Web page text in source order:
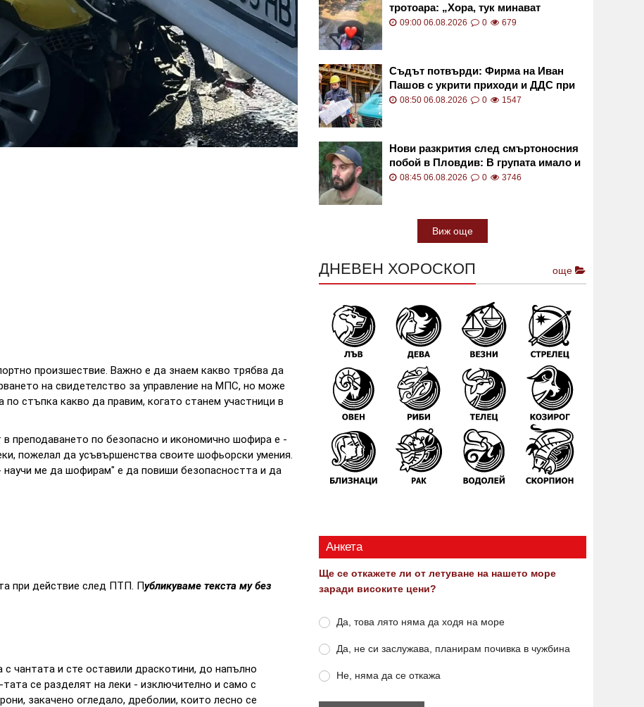
произшествие. Важно е да знаем какво трябва да
на свидетелство за управление на МПС, но може
стъпка какво да правим, когато станем участници в
преподаването по безопасно и икономично шофира е -
пожелал да усъвършенства своите шофьорски умения.
ме да шофирам" е да повиши безопасността и да
при действие след ПТП. Публикуваме текста му без
чантата и сте оставили драскотини, до напълно
се разделят на леки - изключително и само с
закачено огледало, дреболии, които лесно се
тротоара: „Хора, тук минават
пешеходци"
09:00 06.08.2026 0 679
Съдът потвърди: Фирма на Иван
Пашов с укрити приходи и ДДС при
продажба на жилища
08:50 06.08.2026 0 1547
Нови разкрития след смъртоносния
побой в Пловдив: В групата имало и
момичета
08:45 06.08.2026 0 3746
Виж още
ДНЕВЕН ХОРОСКОП още
Анкета
Ще се откажете ли от летуване на нашето море
заради високите цени?
Да, това лято няма да ходя на море
Да, не си заслужава, планирам почивка в чужбина
Не, няма да се откажа